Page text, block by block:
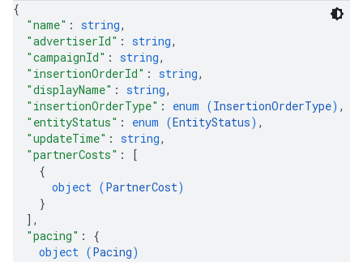
{
"name" : string,
"advertiserId" : string,
"campaignId" : string,
"insertionOrderId" : string,
"displayName" : string,
"insertionOrderType" : enum (InsertionOrderType) ,
"entityStatus" : enum (EntityStatus) ,
"updateTime" : string,
"partnerCosts" :
[
{
object (PartnerCost)
}
] ,
"pacing" : {
object (Pacing)